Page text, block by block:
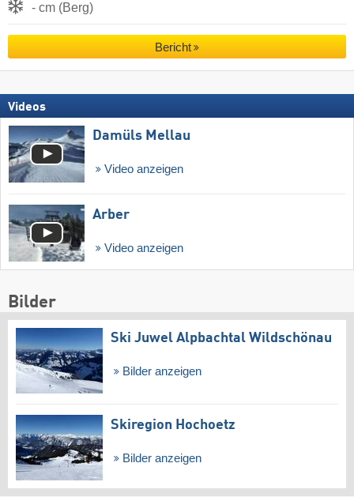
- cm (Berg)
Bericht
Videos
Damüls Mellau
Video anzeigen
Arber
Video anzeigen
Bilder
Ski Juwel Alpbachtal Wildschönau
Bilder anzeigen
Skiregion Hochoetz
Bilder anzeigen